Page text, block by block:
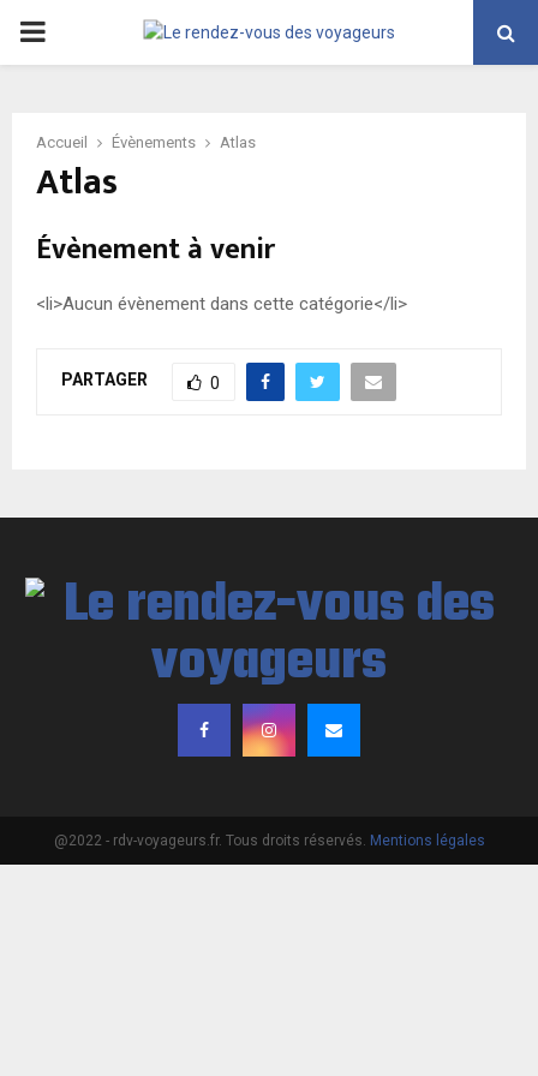
PRIMARY
Accueil Évènements Atlas
Atlas
Évènement à venir
<li>Aucun évènement dans cette catégorie</li>
PARTAGER 0
@2022 - rdv-voyageurs.fr. Tous droits réservés. Mentions légales